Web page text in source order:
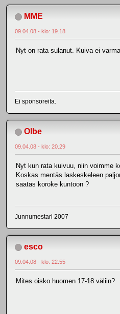
MME
09.04.08 - klo: 19.18
Nyt on rata sulanut. Kuiva ei
Ei sponsoreita.
Olbe
09.04.08 - klo: 20.29
Nyt kun rata kuivuu, niin voimme
Koskas mentäs laskeskeleen
saatas koroke kuntoon ?
Junnumestari 2007
esco
09.04.08 - klo: 22.55
Mites oisko huomen 17-18 väliin?